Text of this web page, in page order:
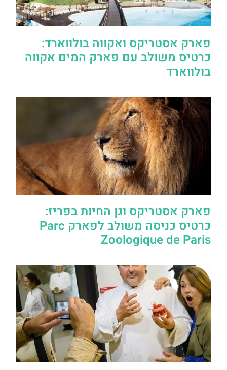
פארק אסטריקס ואקווה בולווארד:
כרטיס משולב עם פארק המים אקווה
בולווארד
פארק אסטריקס וגן החיות בפריז:
כרטיס כניסה משולב לפארק Parc
Zoologique de Paris